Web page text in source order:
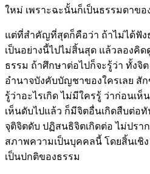
ใหม่ เพราะฉะนั้นก็เป็นธรรมดาขอ
แต่ที่สำคัญที่สุดก็คือว่า ถ้าไม่ได้ฟัง
เป็นอย่างนี้ไปไม่สิ้นสุด แล้วลองคิด
ธรรม ถ้าศึกษาต่อไปก็จะรู้ว่า ทั้งจิ
อำนาจบังคับบัญชาของใครเลย สั
รู้ว่าอะไรเกิด ไม่มีใครรู้ ว่าก่อนเ
เห็นดับไปแล้ว ก็มีจิตอื่นเกิดสืบต่อ
จุติจิตดับ ปฏิสนธิจิตเกิดต่อ ไม่ปรา
สภาพความเป็นบุคคลนี้ โดยสิ้นเชิ
เป็นปกติของธรรม